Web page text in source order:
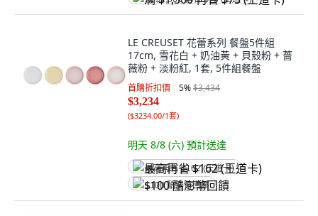
LE CREUSET 花蕾系列 餐盤5件組
17cm, 雪花白 + 奶油黃 + 貝殼粉 + 薔
薇粉 + 淡粉紅, 1套, 5件組餐盤
首購折扣價 5%$3,434
$3,234
($3234.00/1套)
明天 8/8 (六) 預計送達
最高再省 $162 (王道卡)
$100 酷澎幣回饋